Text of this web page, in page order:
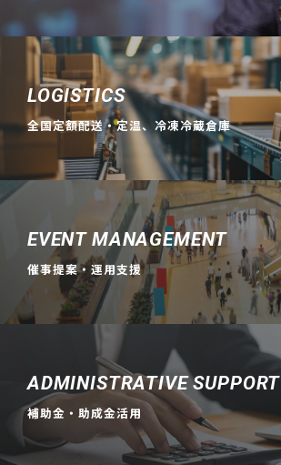
LOGISTICS
全国定額配送・定温、冷凍冷蔵倉庫
EVENT MANAGEMENT
催事提案・運用支援
ADMINISTRATIVE SUPPORT
補助金・助成金活用